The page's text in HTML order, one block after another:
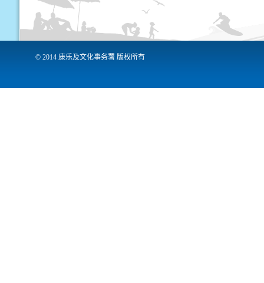
© 2014 康乐及文化事务署 版权所有